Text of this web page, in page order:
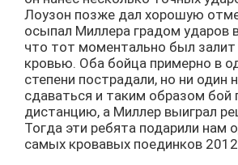
Лоузон позже дал хорошую
осыпал Миллера градом ударов
что тот моментально был залит
кровью. Оба бойца примерно в
степени пострадали, но ни один
сдаваться и таким образом
дистанцию, а Миллер выиграл
Тогда эти ребята подарили нам
самых кровавых поединков